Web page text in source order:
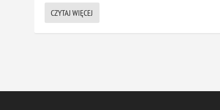
CZYTAJ WIĘCEJ